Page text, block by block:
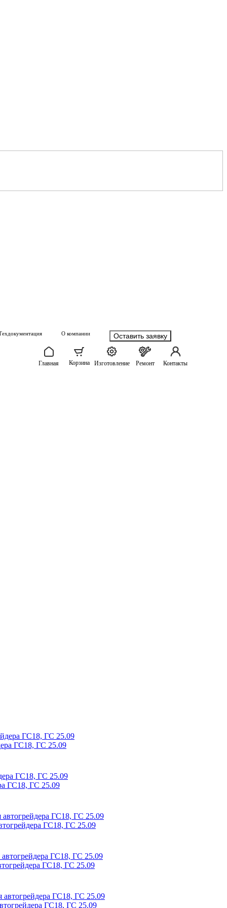
О компании Оставить заявку
Главная Корзина Изготовление Ремонт Контакты
ГС18, ГС 25.09
ГС18, ГС 25.09
ГС18, ГС 25.09
ГС18, ГС 25.09
ГС18, ГС 25.09